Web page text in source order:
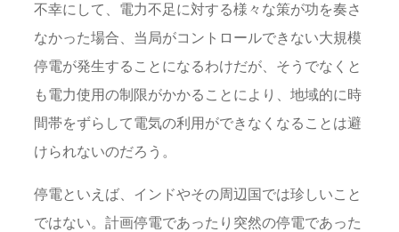
不幸にして、電力不足に対する様々な策が功を奏さ
なかった場合、当局がコントロールできない大規模
停電が発生することになるわけだが、そうでなくと
も電力使用の制限がかかることにより、地域的に時
間帯をずらして電気の利用ができなくなることは避
けられないのだろう。
停電といえば、インドやその周辺国では珍しいこと
ではない。計画停電であったり突然の停電であった